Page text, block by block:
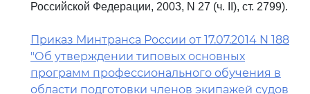
Российской Федерации, 2003, N 27 (ч. II), ст. 2799).
Приказ Минтранса России от 17.07.2014 N 188
"Об утверждении типовых основных
программ профессионального обучения в
области подготовки членов экипажей судов